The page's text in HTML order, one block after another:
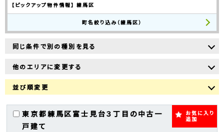
【ピックアップ物件情報】 練馬区
町名絞り込み（練馬区）
同じ条件で別の種別を見る
他のエリアに変更する
並び順変更
東京都練馬区富士見台３丁目の中古一
戸建て
お気に入り
追加